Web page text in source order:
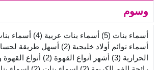
وسوم
أسماء بنات (5) أسماء بنات عربية (4) أسماء
أسماء توائم أولاد خليجية (2)
أسهل طريقة
الحرارية (3) أشهر أنواع القهوة (2) أنواع